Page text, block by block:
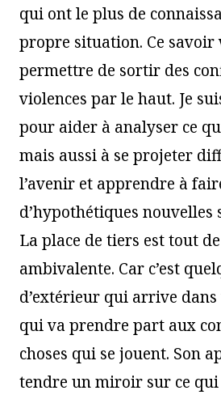
qui ont le plus de
propre situation. Ce savoir
permettre de sortir des
violences par le haut. Je
pour aider à analyser ce
mais aussi à se projeter
l’avenir et apprendre à
d’hypothétiques nouvelles
La place de tiers est tout
ambivalente. Car c’est
d’extérieur qui arrive
qui va prendre part aux
choses qui se jouent. Son
tendre un miroir sur ce qui